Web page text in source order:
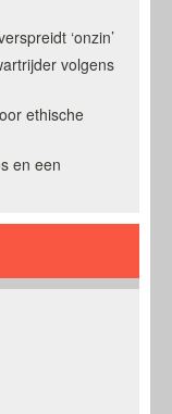
‘onzin’
volgens
ethische
en een